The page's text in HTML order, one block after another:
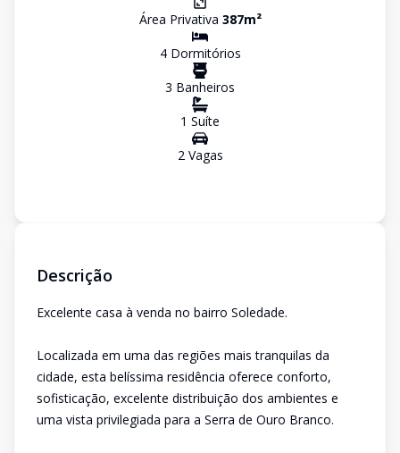
Área Privativa 387m²
4Dormitórios
3 Banheiros
1 Suíte
2Vagas
Descrição
Excelente casa à venda no bairro Soledade.
Localizada em uma das regiões mais tranquilas da
cidade, esta belíssima residência oferece conforto,
sofisticação, excelente distribuição dos ambientes e
uma vista privilegiada para a Serra de Ouro Branco.